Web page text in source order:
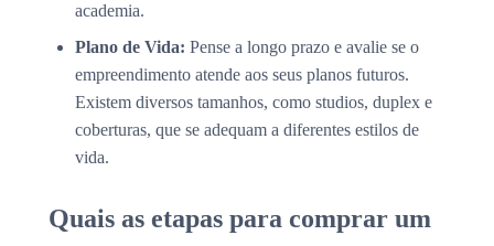
academia.
Plano de Vida: Pense a longo prazo e avalie se o
empreendimento atende aos seus planos futuros.
Existem diversos tamanhos, como studios, duplex e
coberturas, que se adequam a diferentes estilos de
vida.
Quais as etapas para comprar um